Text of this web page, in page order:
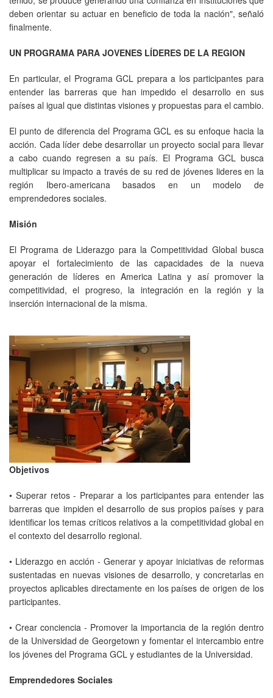
deben orientar su actuar en beneficio de toda la nación", señaló
finalmente.
UN PROGRAMA PARA JOVENES LÍDERES DE LA REGION
En particular, el Programa GCL prepara a los participantes para
entender las barreras que han impedido el desarrollo en sus
países al igual que distintas visiones y propuestas para el cambio.
El punto de diferencia del Programa GCL es su enfoque hacia la
acción. Cada líder debe desarrollar un proyecto social para llevar
a cabo cuando regresen a su país. El Programa GCL busca
multiplicar su impacto a través de su red de jóvenes lideres en la
región Ibero-americana basados en un modelo de
emprendedores sociales.
Misión
El Programa de Liderazgo para la Competitividad Global busca
apoyar el fortalecimiento de las capacidades de la nueva
generación de líderes en America Latina y así promover la
competitividad, el progreso, la integración en la región y la
inserción internacional de la misma.
Objetivos
• Superar retos - Preparar a los participantes para entender las
barreras que impiden el desarrollo de sus propios países y para
identificar los temas críticos relativos a la competitividad global en
el contexto del desarrollo regional.
• Liderazgo en acción - Generar y apoyar iniciativas de reformas
sustentadas en nuevas visiones de desarrollo, y concretarlas en
proyectos aplicables directamente en los países de origen de los
participantes.
• Crear conciencia - Promover la importancia de la región dentro
de la Universidad de Georgetown y fomentar el intercambio entre
los jóvenes del Programa GCL y estudiantes de la Universidad.
Emprendedores Sociales